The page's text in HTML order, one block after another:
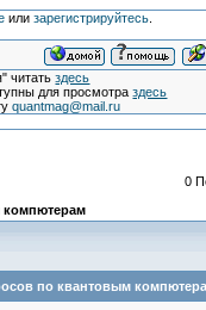
или зарегистрируйтесь.
читатьздесь
для просмотраздесь
quantmag@mail.ru
компютерам
0
по квантовым